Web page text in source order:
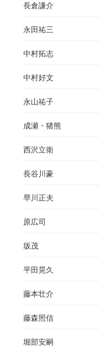
長倉謙介
永田祐三
中村拓志
中村好文
永山祐子
成瀬・猪熊
西沢立衛
長谷川豪
早川正夫
原広司
坂茂
平田晃久
藤本壮介
藤森照信
堀部安嗣